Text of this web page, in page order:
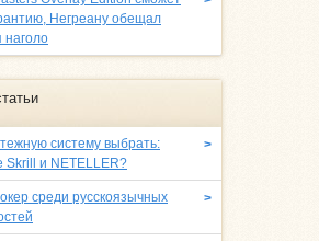
Негреану обещал
наголо
>
систему выбрать:
Skrill и NETELLER?
>
среди русскоязычных